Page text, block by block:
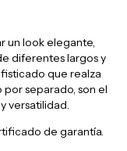
un look elegante,
diferentes largos y
que realza
separado, son el
versatilidad.
de garantía.